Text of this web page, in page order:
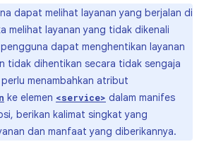
dapat melihat layanan yang berjalan di
melihat layanan yang tidak dikenali
dapat menghentikan layanan
tidak dihentikan secara tidak sengaja
menambahkan atribut
ke elemen <service> dalam manifes
berikan kalimat singkat yang
dan manfaat yang diberikannya.